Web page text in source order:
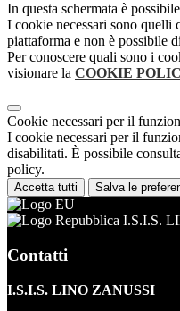
In questa schermata è
I cookie necessari sono quelli
piattaforma e non è possibile
Per conoscere quali sono i
visionare la COOKIE
Cookie necessari per il
I cookie necessari per il
disabilitati. È possibile
policy.
Accetta tutti Salva le
I.S.I.S.
Contatti
I.S.I.S. LINO ZANUSSI